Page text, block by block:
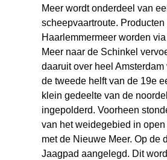
Meer wordt onderdeel van
scheepvaartroute. Producten
Haarlemmermeer worden
Meer naar de Schinkel
daaruit over heel Amsterdam
de tweede helft van de 19e
klein gedeelte van de
ingepolderd. Voorheen
van het weidegebied in
met de Nieuwe Meer. Op de
Jaagpad aangelegd. Dit